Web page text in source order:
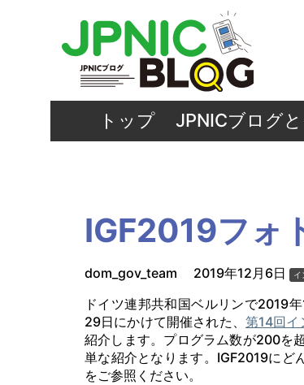
トップ JPNICブログ
IGF2019フォ
dom_gov_team 2019年12月6日 イ
ドイツ連邦共和国ベルリンで2019
29日にかけて開催された、 第14回イ
紹介します。プログラム数が200を
単な紹介となります。IGF2019にど
をご参照ください。